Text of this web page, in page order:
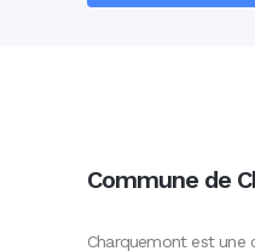
Commune de
Charquemont est une